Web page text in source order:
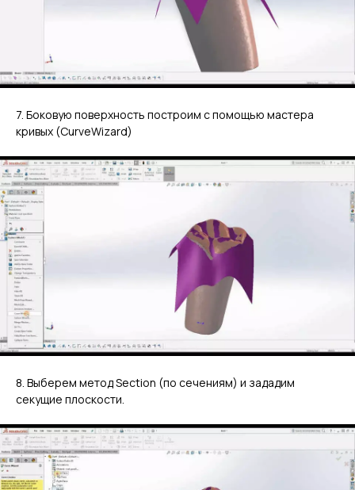
7. Боковую поверхность построим с помощью мастера
кривых (CurveWizard)
8. Выберем метод Section (по сечениям) и зададим
секущие плоскости.